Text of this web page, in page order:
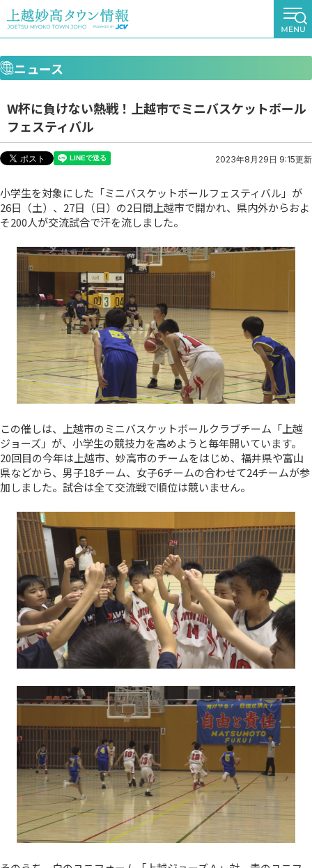
ニュース
W杯に負けない熱戦！上越市でミニバスケットボール
フェスティバル
2023年8月29日 9:15更新
小学生を対象にした「ミニバスケットボールフェスティバル」が
26日（土）、27日（日）の2日間上越市で開かれ、県内外からおよ
そ200人が交流試合で汗を流しました。
この催しは、上越市のミニバスケットボールクラブチーム「上越
ジョーズ」が、小学生の競技力を高めようと毎年開いています。
20回目の今年は上越市、妙高市のチームをはじめ、福井県や富山
県などから、男子18チーム、女子6チームの合わせて24チームが参
加しました。試合は全て交流戦で順位は競いません。